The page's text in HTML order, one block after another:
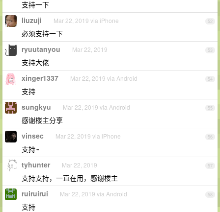
支持一下
52
liuzuji Mar 22, 2019 via iPhone
必须支持一下
53
ryuutanyou Mar 22, 2019
支持大佬
54
xinger1337 Mar 22, 2019 via Android
支持
55
sungkyu Mar 22, 2019 via Android
感谢楼主分享
56
vinsec Mar 22, 2019 via iPhone
支持~
57
tyhunter Mar 22, 2019
支持支持，一直在用，感谢楼主
58
ruiruirui Mar 22, 2019 via Android
支持